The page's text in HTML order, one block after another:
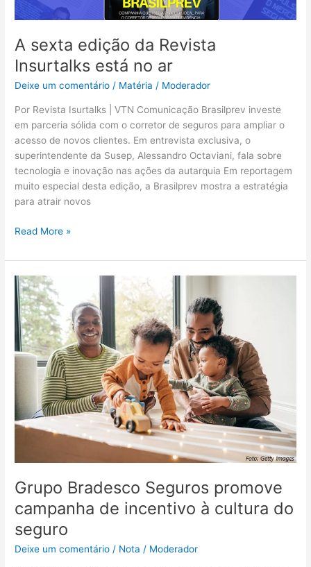
A sexta edição da Revista
Insurtalks está no ar
Deixe um comentário / Matéria / Moderador
Por Revista Isurtalks | VTN Comunicação Brasilprev investe
em parceria sólida com o corretor de seguros para ampliar o
acesso de novos clientes. Em entrevista exclusiva, o
superintendente da Susep, Alessandro Octaviani, fala sobre
tecnologia e inovação nas ações da autarquia Em reportagem
muito especial desta edição, a Brasilprev mostra a estratégia
para atrair novos
Read More »
Grupo Bradesco Seguros promove
campanha de incentivo à cultura do
seguro
Deixe um comentário / Nota / Moderador
Grupo
Bradesco
Seguros
promove
campanha
de
incentivo
cultura
do
seguro